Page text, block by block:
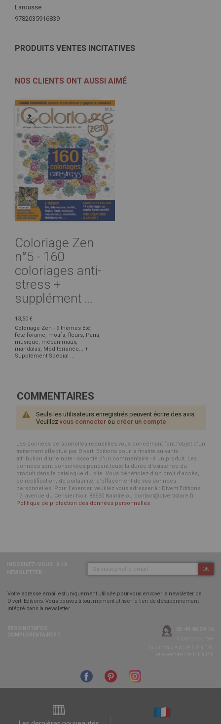
Larousse
9782035916839
PRODUITS VENTES INCITATIVES
NOS CLIENTS ONT AUSSI AIMÉ
Coloriage Zen
n°5 - 160
coloriages anti-
stress +
supplément ...
13,50 €
Coloriage Zen - 9 thèmes Eté,
fête foraine, motifs, fleurs, Paris,
musique, mécanimaux,
mandalas, Méditerranée... +
Supplément Spécial ...
COMMENTAIRES
Seuls les utilisateurs enregistrés peuvent écrire des avis.
Veuillez vous connecter ou créer un compte
Les données personnelles recueillies vous concernant font l’objet d’un
traitement effectué par Diverti Editions pour la finalité suivante :
attribution d'une note - assortie d'un commentaire - à un produit. Les
données sont conservées pendant toute la durée d'existence du
produit dans le catalogue du site. Vous bénéficiez d’un droit d’accès,
de rectification, de portabilité, d’effacement de vos données
personnelles. Pour l’exercer, veuillez vous adresser à : Diverti Editions,
17, avenue du Cerisier Noir, 86530 Naintré ou contact@divertistore.fr.
Politique de protection des données personnelles
OK
Votre adresse email est uniquement utilisée pour vous envoyer la newsletter de
Diverti Editions. Vous pouvez à tout moment utiliser le lien de désabonnement
intégré dans la newsletter.